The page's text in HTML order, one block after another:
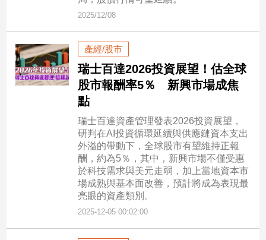
Pet
影
音
2025/12/08
產經/股市
瑞士百達2026投資展望！估全球
股市報酬率5％ 新興市場成焦
點
瑞士百達資產管理發表2026投資展望，
研判在AI投資循環延續與供應鏈資本支出
外溢的帶動下，全球股市有望維持正報
酬，約為5％，其中，新興市場不僅受惠
於科技需求與美元走弱，加上當地資本市
場成熟與基本面改善，預計將成為表現最
亮眼的資產類別。
2025-12-05 00:02:00